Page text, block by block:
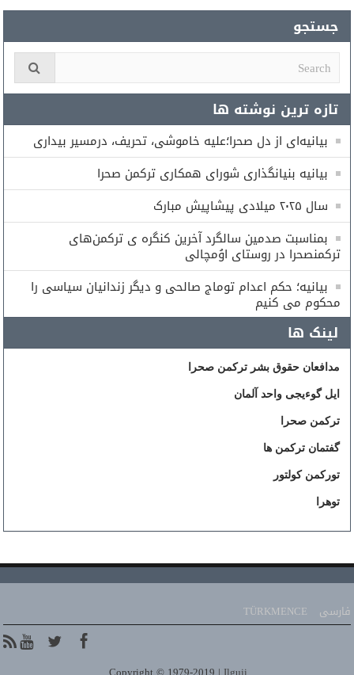
جستجو
تازه ترین نوشته ها
بیانیه‌ای از دل صحرا؛علیه خاموشی، تحریف، درمسیر بیداری
بیانیه بنیانگذاری شورای همكارى تركمن صحرا
سال ۲۰۲۵ میلادی پیشاپیش مبارک
بمناسبت صدمین سالگرد آخرین کنگره ی ترکمن‌های
ترکمنصحرا در روستای اوُمچالی
بیانیه؛ حکم اعدام توماج صالحی و دیگر زندانیان سیاسی را
محکوم می کنیم
لینک ها
مدافعان حقوق بشر ترکمن صحرا
ایل گوءیجی واحد آلمان
ترکمن صحرا
گفتمان ترکمن ها
تورکمن کولتور
توهرا
فارسی TÜRKMENCE